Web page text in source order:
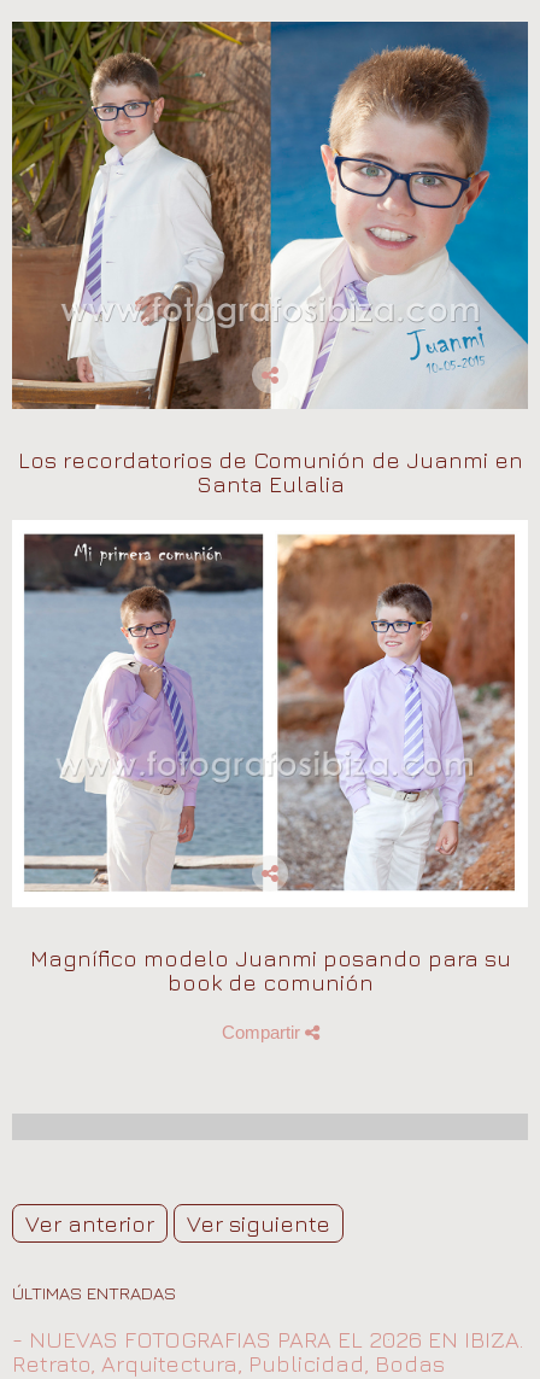
Los recordatorios de Comunión de Juanmi en
Santa Eulalia
Magnífico modelo Juanmi posando para su
book de comunión
Compartir
Ver anterior Ver siguiente
ÚLTIMAS ENTRADAS
- NUEVAS FOTOGRAFIAS PARA EL 2026 EN IBIZA.
Retrato, Arquitectura, Publicidad, Bodas